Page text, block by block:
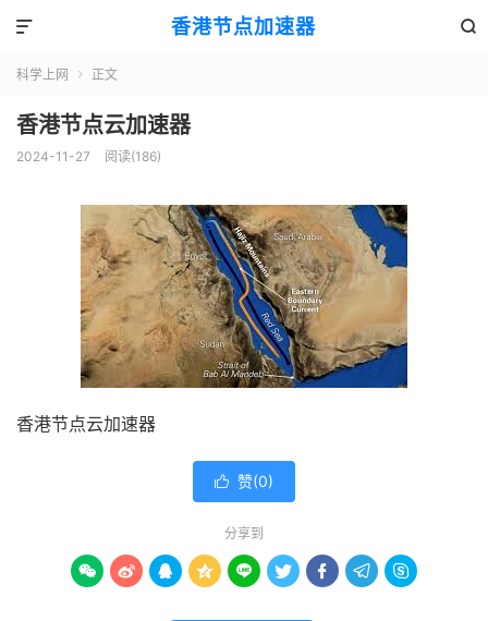
香港节点加速器 

科学上网  正文
香港节点云加速器
2024-11-27 阅读(186)
香港节点云加速器
 赞(0)
分享到
        